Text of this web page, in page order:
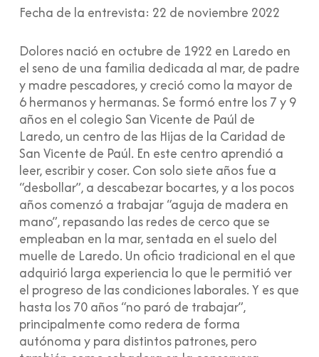
Fecha de la entrevista: 22 de noviembre 2022
Dolores nació en octubre de 1922 en Laredo en
el seno de una familia dedicada al mar, de padre
y madre pescadores, y creció como la mayor de
6 hermanos y hermanas. Se formó entre los 7 y 9
años en el colegio San Vicente de Paúl de
Laredo, un centro de las Hijas de la Caridad de
San Vicente de Paúl. En este centro aprendió a
leer, escribir y coser. Con solo siete años fue a
“desbollar”, a descabezar bocartes, y a los pocos
años comenzó a trabajar “aguja de madera en
mano”, repasando las redes de cerco que se
empleaban en la mar, sentada en el suelo del
muelle de Laredo. Un oficio tradicional en el que
adquirió larga experiencia lo que le permitió ver
el progreso de las condiciones laborales. Y es que
hasta los 70 años “no paró de trabajar”,
principalmente como redera de forma
autónoma y para distintos patrones, pero